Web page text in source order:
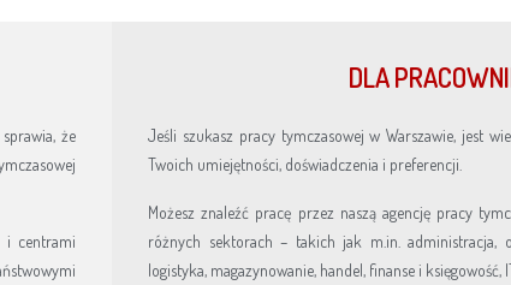
że
i centrami
DLA
Jeśli szukasz pracy tymczasowej w Warszawie, jest
Twoich umiejętności, doświadczenia i preferencji.
Możesz znaleźć pracę przez naszą agencję pracy
różnych sektorach – takich jak m.in. administracja,
logistyka, magazynowanie, handel, finanse i księgowość,